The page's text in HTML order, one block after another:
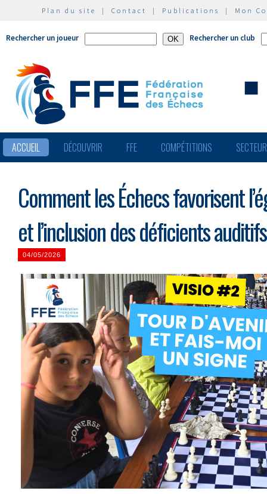
Plan du site | Contact | Publications | Mon
Rechercher un joueur Rechercher un club
ACCUEIL DÉCOUVRIR FFE COMPÉTITIONS
Comment les Échecs favorisent
et l’inclusion des déficients auditifs
04/05/2026